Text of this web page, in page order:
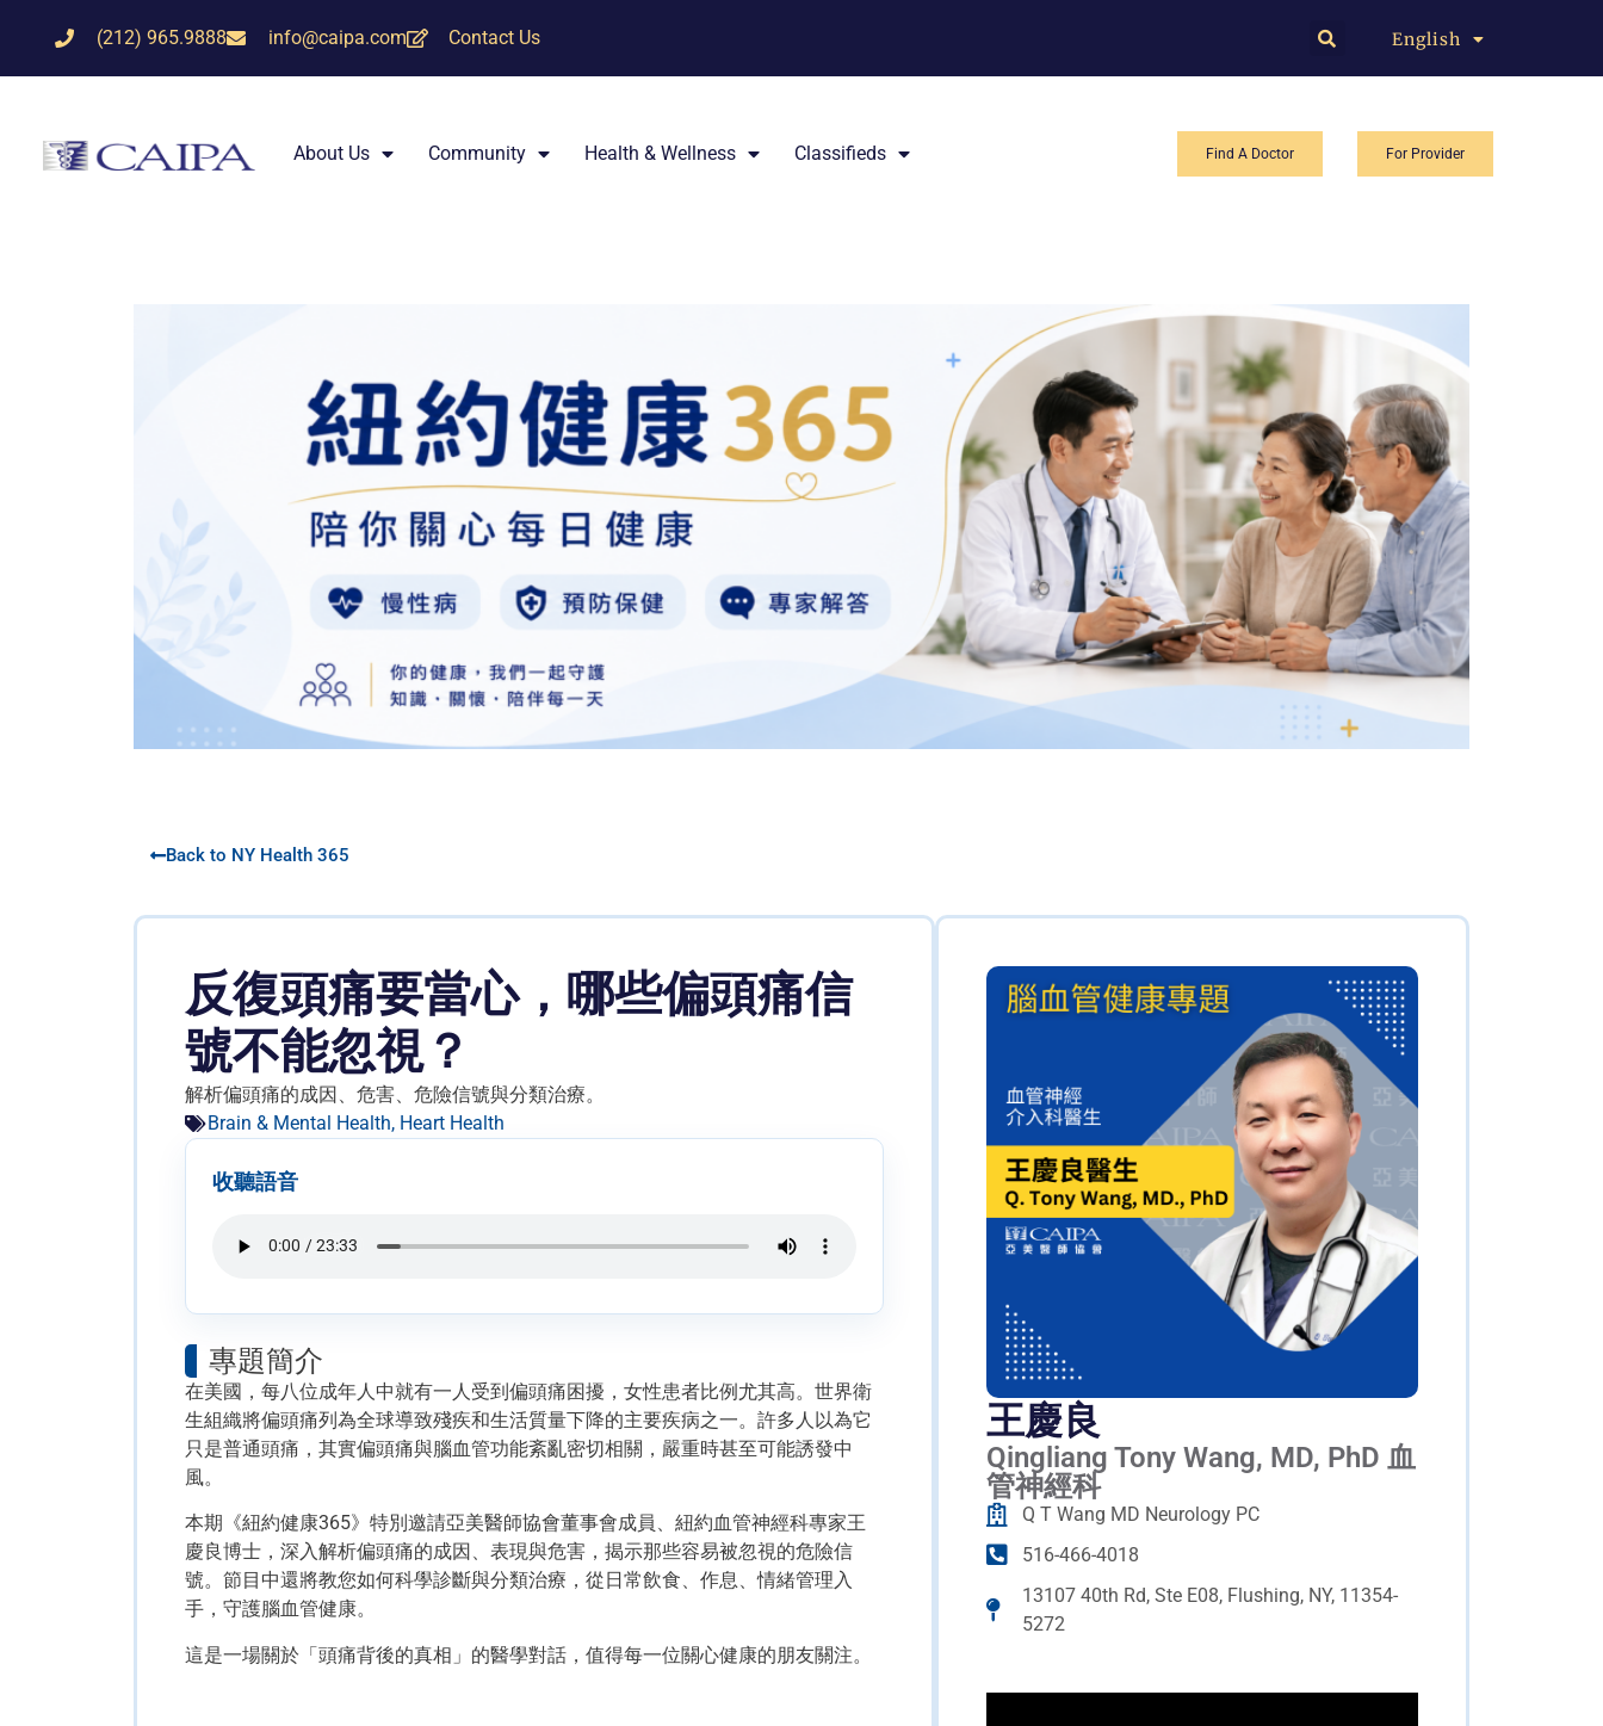
(212) 965.9888 info@caipa.com Contact Us English
中文
About Us Community Health & Wellness Classifieds Find A Doctor For Provider
Back to NY Health 365
反復頭痛要當心，哪些偏頭痛信
號不能忽視？
解析偏頭痛的成因、危害、危險信號與分類治療。
Brain & Mental Health, Heart Health
收聽語音
專題簡介
在美國，每八位成年人中就有一人受到偏頭痛困擾，女性患者比例尤其高。世界衛
生組織將偏頭痛列為全球導致殘疾和生活質量下降的主要疾病之一。許多人以為它
只是普通頭痛，其實偏頭痛與腦血管功能紊亂密切相關，嚴重時甚至可能誘發中
風。
本期《紐約健康365》特別邀請亞美醫師協會董事會成員、紐約血管神經科專家王
慶良博士，深入解析偏頭痛的成因、表現與危害，揭示那些容易被忽視的危險信
號。節目中還將教您如何科學診斷與分類治療，從日常飲食、作息、情緒管理入
手，守護腦血管健康。
這是一場關於「頭痛背後的真相」的醫學對話，值得每一位關心健康的朋友關注。
王慶良
Qingliang Tony Wang, MD, PhD 血
管神經科
Q T Wang MD Neurology PC
516-466-4018
13107 40th Rd, Ste E08, Flushing, NY, 11354-
5272